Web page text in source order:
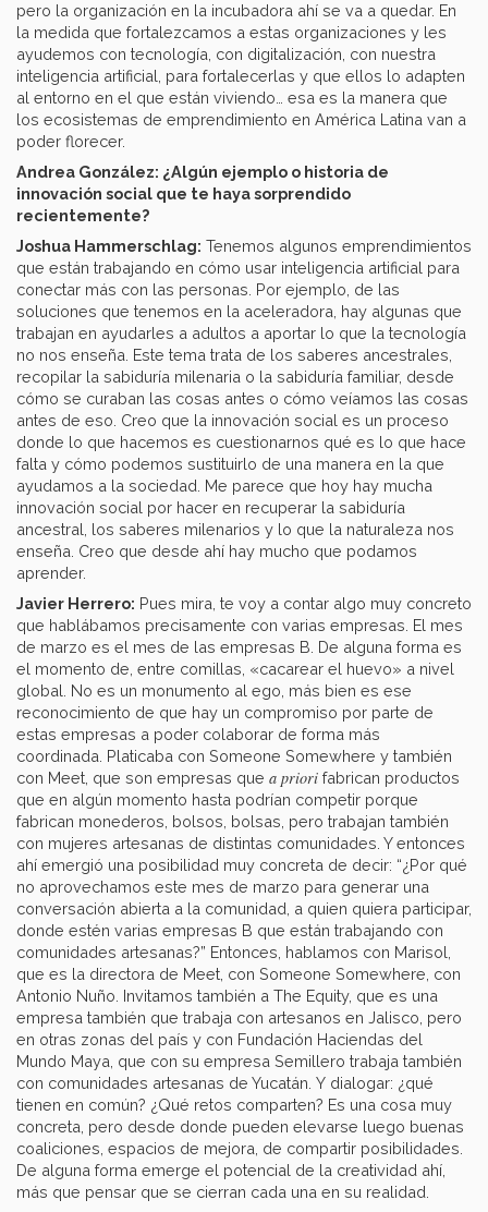
pero la organización en la incubadora ahí se va a quedar. En
la medida que fortalezcamos a estas organizaciones y les
ayudemos con tecnología, con digitalización, con nuestra
inteligencia artificial, para fortalecerlas y que ellos lo adapten
al entorno en el que están viviendo… esa es la manera que
los ecosistemas de emprendimiento en América Latina van a
poder florecer.
Andrea González: ¿Algún ejemplo o historia de
innovación social que te haya sorprendido
recientemente?
Joshua Hammerschlag: Tenemos algunos emprendimientos
que están trabajando en cómo usar inteligencia artificial para
conectar más con las personas. Por ejemplo, de las
soluciones que tenemos en la aceleradora, hay algunas que
trabajan en ayudarles a adultos a aportar lo que la tecnología
no nos enseña. Este tema trata de los saberes ancestrales,
recopilar la sabiduría milenaria o la sabiduría familiar, desde
cómo se curaban las cosas antes o cómo veíamos las cosas
antes de eso. Creo que la innovación social es un proceso
donde lo que hacemos es cuestionarnos qué es lo que hace
falta y cómo podemos sustituirlo de una manera en la que
ayudamos a la sociedad. Me parece que hoy hay mucha
innovación social por hacer en recuperar la sabiduría
ancestral, los saberes milenarios y lo que la naturaleza nos
enseña. Creo que desde ahí hay mucho que podamos
aprender.
Javier Herrero: Pues mira, te voy a contar algo muy concreto
que hablábamos precisamente con varias empresas. El mes
de marzo es el mes de las empresas B. De alguna forma es
el momento de, entre comillas, «cacarear el huevo» a nivel
global. No es un monumento al ego, más bien es ese
reconocimiento de que hay un compromiso por parte de
estas empresas a poder colaborar de forma más
coordinada. Platicaba con Someone Somewhere y también
con Meet, que son empresas que a priori fabrican productos
que en algún momento hasta podrían competir porque
fabrican monederos, bolsos, bolsas, pero trabajan también
con mujeres artesanas de distintas comunidades. Y entonces
ahí emergió una posibilidad muy concreta de decir: “¿Por qué
no aprovechamos este mes de marzo para generar una
conversación abierta a la comunidad, a quien quiera participar,
donde estén varias empresas B que están trabajando con
comunidades artesanas?” Entonces, hablamos con Marisol,
que es la directora de Meet, con Someone Somewhere, con
Antonio Nuño. Invitamos también a The Equity, que es una
empresa también que trabaja con artesanos en Jalisco, pero
en otras zonas del país y con Fundación Haciendas del
Mundo Maya, que con su empresa Semillero trabaja también
con comunidades artesanas de Yucatán. Y dialogar: ¿qué
tienen en común? ¿Qué retos comparten? Es una cosa muy
concreta, pero desde donde pueden elevarse luego buenas
coaliciones, espacios de mejora, de compartir posibilidades.
De alguna forma emerge el potencial de la creatividad ahí,
más que pensar que se cierran cada una en su realidad.